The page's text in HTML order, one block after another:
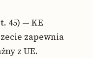
45) — KE
zapewnia
z UE.